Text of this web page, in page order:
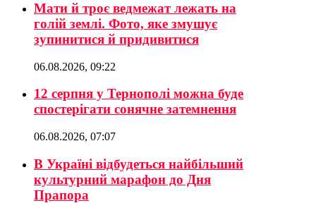
Мати й троє ведмежат лежать на
голій землі. Фото, яке змушує
зупинитися й придивитися
06.08.2026, 09:22
12 серпня у Тернополі можна буде
спостерігати сонячне затемнення
06.08.2026, 07:07
В Україні відбудеться найбільший
культурний марафон до Дня
Прапора